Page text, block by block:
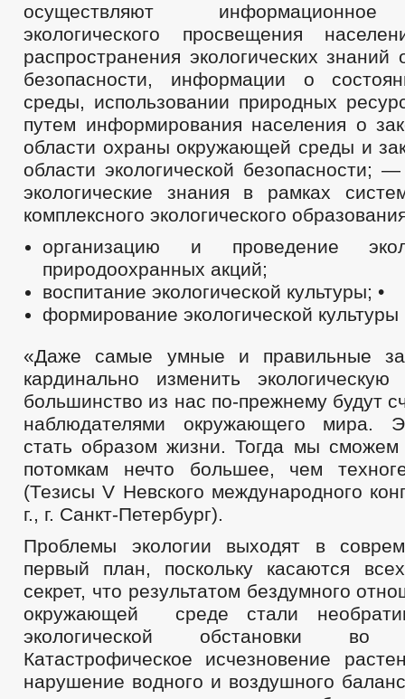
осуществляют информационное
экологического просвещения
распространения экологических знаний
безопасности, информации о
среды, использовании природных
путем информирования населения о
области охраны окружающей среды и
области экологической безопасности;
экологические знания в рамках
комплексного экологического
организацию и проведение
природоохранных акций;
воспитание экологической культуры; •
формирование экологической культуры
«Даже самые умные и правильные
кардинально изменить
большинство из нас по-прежнему будут
наблюдателями окружающего мира.
стать образом жизни. Тогда мы
потомкам нечто большее, чем
(Тезисы V Невского международного
г., г. Санкт-Петербург).
Проблемы экологии выходят в
первый план, поскольку касаются
секрет, что результатом бездумного
окружающей среде стали
экологической обстановки
Катастрофическое исчезновение
нарушение водного и воздушного